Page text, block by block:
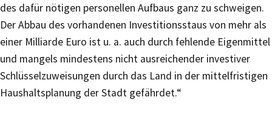
des dafür nötigen personellen Aufbaus ganz zu schweigen.
Der Abbau des vorhandenen Investitionsstaus von mehr als
einer Milliarde Euro ist u. a. auch durch fehlende Eigenmittel
und mangels mindestens nicht ausreichender investiver
Schlüsselzuweisungen durch das Land in der mittelfristigen
Haushaltsplanung der Stadt gefährdet.“